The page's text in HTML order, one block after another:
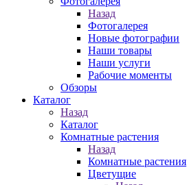
Назад
Фотогалерея
Новые фотографии
Наши товары
Наши услуги
Рабочие моменты
Обзоры
Каталог
Назад
Каталог
Комнатные растения
Назад
Комнатные растения
Цветущие